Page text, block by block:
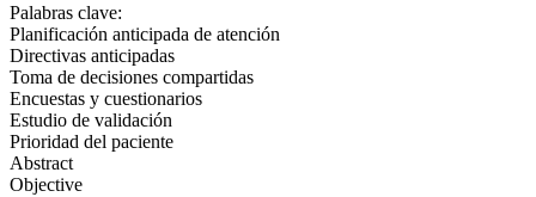
Palabras clave:
Planificación anticipada de atención
Directivas anticipadas
Toma de decisiones compartidas
Encuestas y cuestionarios
Estudio de validación
Prioridad del paciente
Abstract
Objective